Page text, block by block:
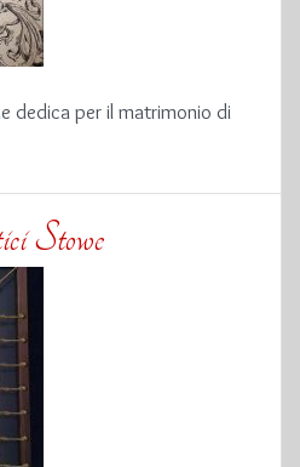
dedica per il matrimonio di
Stowe